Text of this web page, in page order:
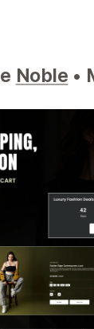
Noble •